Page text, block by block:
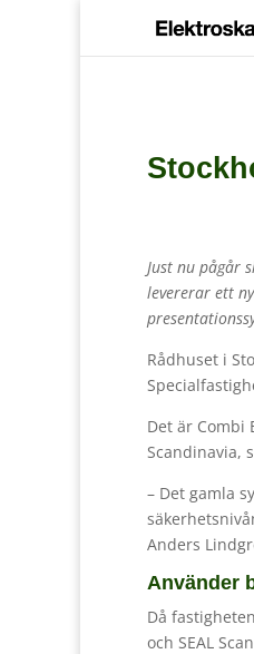
Just nu pågår
levererar ett
Rådhuset i
Det är Combi
Scandinavia,
– Det gamla
Anders
Använder
Då
och SEAL